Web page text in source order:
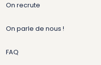
On recrute
On parle de nous !
FAQ